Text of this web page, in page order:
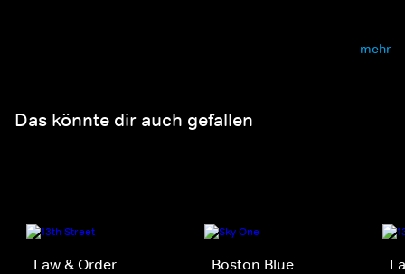
mehr
Das könnte dir auch gefallen
Law & Order
Boston Blue